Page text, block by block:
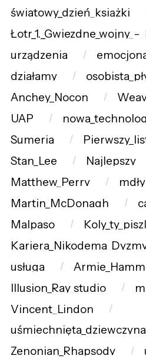
światowy_dzień_książki
urządzenia
działamy
Anchey_Nocon
UAP
Sumeria
Stan_Lee
Najlepszy
Matthew_Perry
mdły
Martin_McDonagh
Malpaso
usługa
Illusion_Ray_studio
Vincent_Lindon
uśmiechnięta_dziewczyna
Zenonian_Rhapsody